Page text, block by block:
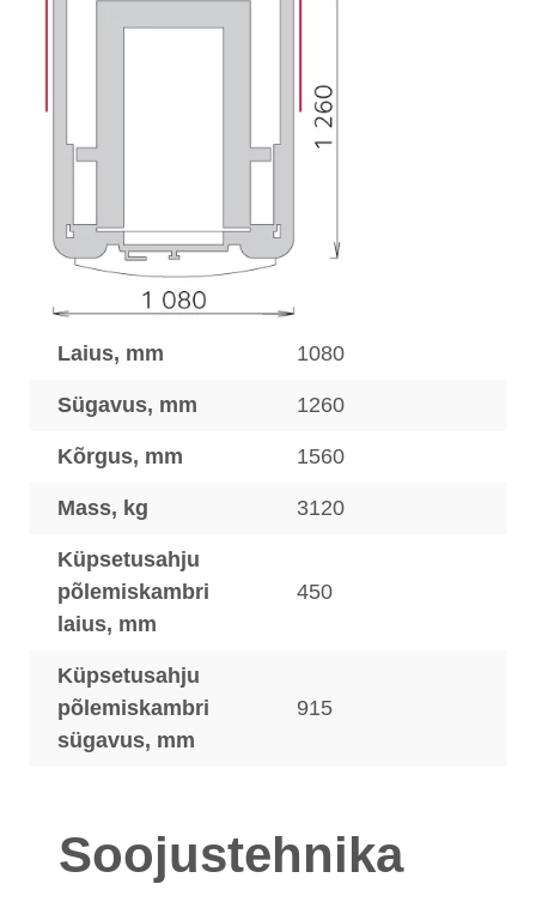
Laius, mm 1080
Sügavus, mm 1260
Kõrgus, mm 1560
Mass, kg 3120
Küpsetusahju
põlemiskambri
laius, mm
450
Küpsetusahju
põlemiskambri
sügavus, mm
915
Soojustehnika